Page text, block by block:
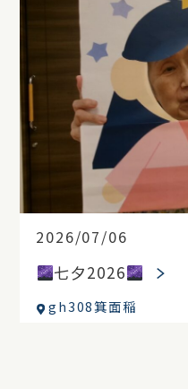
2026/07/06
七夕2026
gh308箕面稲